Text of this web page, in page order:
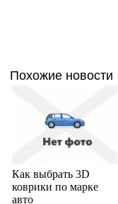
Похожие новости
Как выбрать 3D
коврики по марке
авто